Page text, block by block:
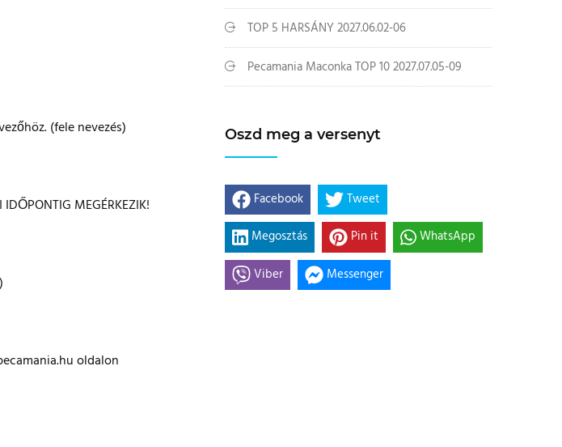
(fele nevezés)
IDŐPONTIG MEGÉRKEZIK!
oldalon
TOP 5 HARSÁNY 2027.06.02-06
Pecamania Maconka TOP 10 2027.07.05-09
Oszd meg a versenyt
Facebook
Tweet
Megosztás
Pin it
WhatsApp
Viber
Messenger